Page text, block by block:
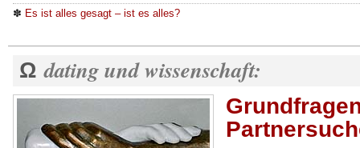
✽ Es ist alles gesagt – ist es alles?
Ω dating und wissenschaft: